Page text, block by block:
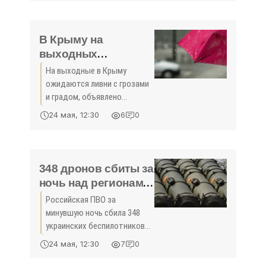
Галина Огнева.
В Крыму на
выходных
ожидаются ливни и
град - «Новости
Крыма»
На выходные в Крыму
ожидаются ливни с грозами
и градом, объявлено
штормовое
предупреждение, сообщает
24 мая, 12:30 6 0
348 дронов сбиты за
ночь над регионами
России - «Новости
Крыма»
Российская ПВО за
минувшую ночь сбила 348
украинских беспилотников
над российскими регионами
и акваториями Азовского и
24 мая, 12:30 7 0